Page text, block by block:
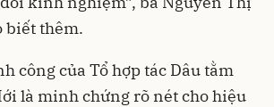
biết thêm.
công của Tổ hợp tác Dâu tằm
là minh chứng rõ nét cho hiệu